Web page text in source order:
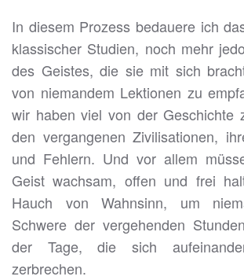
In diesem Prozess bedauere ich
klassischer Studien, noch mehr
des Geistes, die sie mit sich
von niemandem Lektionen zu
wir haben viel von der Geschichte
den vergangenen Zivilisationen,
und Fehlern. Und vor allem
Geist wachsam, offen und frei
Hauch von Wahnsinn, um
Schwere der vergehenden
der Tage, die sich
zerbrechen.